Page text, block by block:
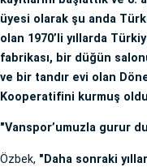
üyesi olarak şu anda
olan 1970’li yıllarda
fabrikası, bir düğün
ve bir tandır evi olan
Kooperatifini kurmuş
"Vanspor’umuzla gurur
Özbek, "Daha sonraki